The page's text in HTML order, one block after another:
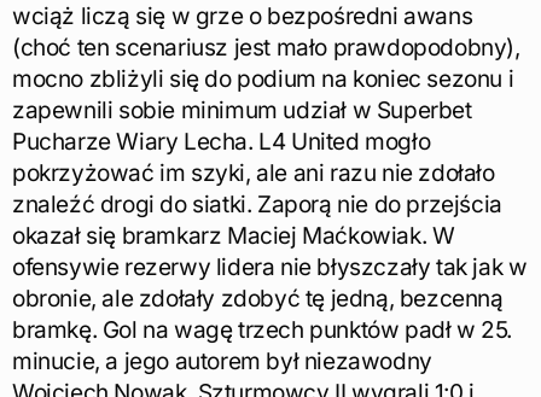
wciąż liczą się w grze o bezpośredni awans
(choć ten scenariusz jest mało prawdopodobny),
mocno zbliżyli się do podium na koniec sezonu i
zapewnili sobie minimum udział w Superbet
Pucharze Wiary Lecha. L4 United mogło
pokrzyżować im szyki, ale ani razu nie zdołało
znaleźć drogi do siatki. Zaporą nie do przejścia
okazał się bramkarz Maciej Maćkowiak. W
ofensywie rezerwy lidera nie błyszczały tak jak w
obronie, ale zdołały zdobyć tę jedną, bezcenną
bramkę. Gol na wagę trzech punktów padł w 25.
minucie, a jego autorem był niezawodny